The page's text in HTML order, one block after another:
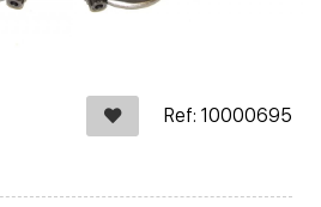
Ref: 10000695